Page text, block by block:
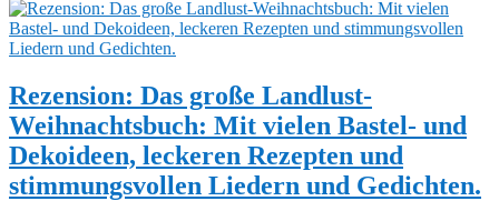
Rezension: Das große Landlust-
Weihnachtsbuch: Mit vielen Bastel- und
Dekoideen, leckeren Rezepten und
stimmungsvollen Liedern und Gedichten.